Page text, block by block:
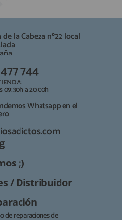
20:00h
la Cabeza nº22 local
744
09:30h a 20:00h
Whatsapp en el
;)
/ Distribuidor
de reparaciones de